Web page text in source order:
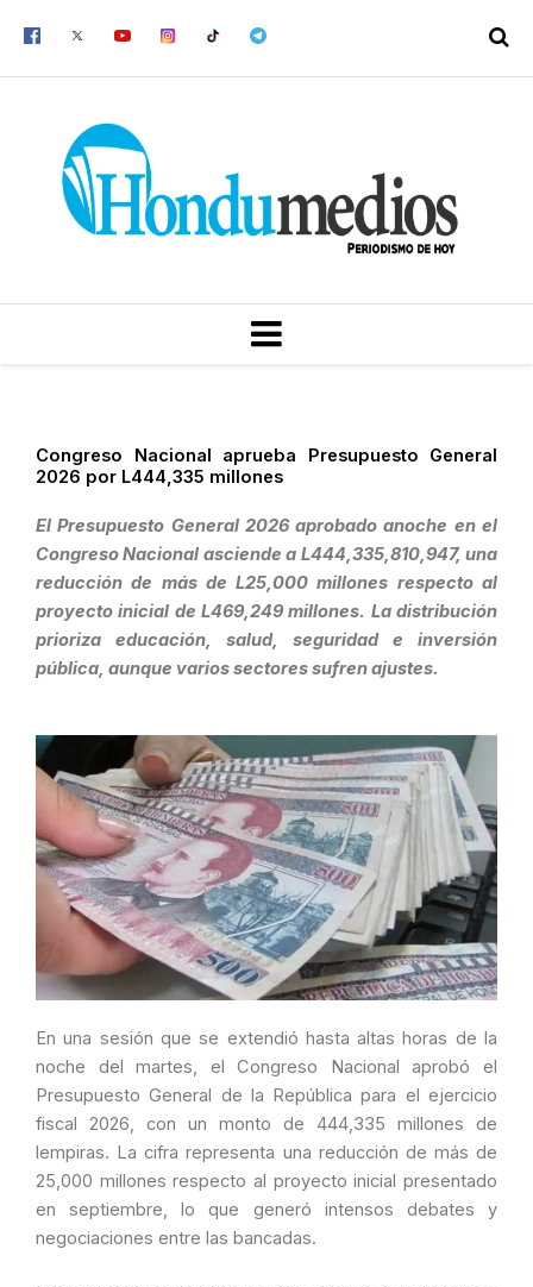
MENU
Congreso Nacional aprueba Presupuesto General
2026 por L444,335 millones
El Presupuesto General 2026 aprobado anoche en el
Congreso Nacional asciende a L444,335,810,947, una
reducción de más de L25,000 millones respecto al
proyecto inicial de L469,249 millones. La distribución
prioriza educación, salud, seguridad e inversión
pública, aunque varios sectores sufren ajustes.
En una sesión que se extendió hasta altas horas de la
noche del martes, el Congreso Nacional aprobó el
Presupuesto General de la República para el ejercicio
fiscal 2026, con un monto de 444,335 millones de
lempiras. La cifra representa una reducción de más de
25,000 millones respecto al proyecto inicial presentado
en septiembre, lo que generó intensos debates y
negociaciones entre las bancadas.